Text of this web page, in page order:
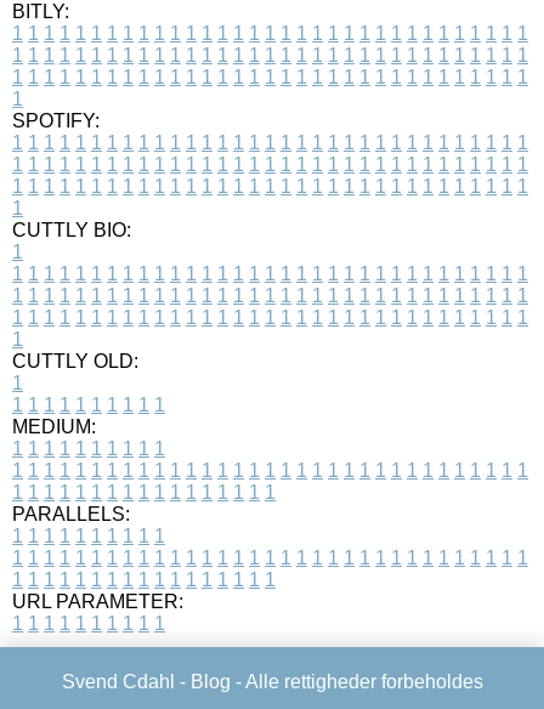
BITLY:
1 1 1 1 1 1 1 1 1 1 1 1 1 1 1 1 1 1 1 1 1 1 1 1 1 1 1 1 1 1 1 1 1
1 1 1 1 1 1 1 1 1 1 1 1 1 1 1 1 1 1 1 1 1 1 1 1 1 1 1 1 1 1 1 1 1
1 1 1 1 1 1 1 1 1 1 1 1 1 1 1 1 1 1 1 1 1 1 1 1 1 1 1 1 1 1 1 1 1
1
SPOTIFY:
1 1 1 1 1 1 1 1 1 1 1 1 1 1 1 1 1 1 1 1 1 1 1 1 1 1 1 1 1 1 1 1 1
1 1 1 1 1 1 1 1 1 1 1 1 1 1 1 1 1 1 1 1 1 1 1 1 1 1 1 1 1 1 1 1 1
1 1 1 1 1 1 1 1 1 1 1 1 1 1 1 1 1 1 1 1 1 1 1 1 1 1 1 1 1 1 1 1 1
1
CUTTLY BIO:
1
1 1 1 1 1 1 1 1 1 1 1 1 1 1 1 1 1 1 1 1 1 1 1 1 1 1 1 1 1 1 1 1 1
1 1 1 1 1 1 1 1 1 1 1 1 1 1 1 1 1 1 1 1 1 1 1 1 1 1 1 1 1 1 1 1 1
1 1 1 1 1 1 1 1 1 1 1 1 1 1 1 1 1 1 1 1 1 1 1 1 1 1 1 1 1 1 1 1 1
1
CUTTLY OLD:
1
1 1 1 1 1 1 1 1 1 1
MEDIUM:
1 1 1 1 1 1 1 1 1 1
1 1 1 1 1 1 1 1 1 1 1 1 1 1 1 1 1 1 1 1 1 1 1 1 1 1 1 1 1 1 1 1 1
1 1 1 1 1 1 1 1 1 1 1 1 1 1 1 1 1
PARALLELS:
1 1 1 1 1 1 1 1 1 1
1 1 1 1 1 1 1 1 1 1 1 1 1 1 1 1 1 1 1 1 1 1 1 1 1 1 1 1 1 1 1 1 1
1 1 1 1 1 1 1 1 1 1 1 1 1 1 1 1 1
URL PARAMETER:
1 1 1 1 1 1 1 1 1 1
Svend Cdahl - Blog - Alle rettigheder forbeholdes